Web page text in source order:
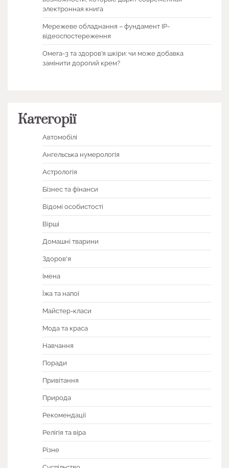
электронная книга
Мережеве обладнання – фундамент IP-
відеоспостереження
Омега-3 та здоров’я шкіри: чи може добавка
замінити дорогий крем?
Категорії
Автомобілі
Ангельська нумерологія
Астрологія
Бізнес та фінанси
Відомі особистості
Вірші
Домашні тварини
Здоров'я
Імена
Їжа та напої
Майстер-класи
Мода та краса
Навчання
Поради
Привітання
Природа
Рекомендації
Релігія та віра
Різне